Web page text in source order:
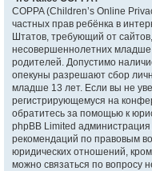
COPPA (Children’s Online
частных прав ребёнка в
Штатов, требующий от
несовершеннолетних младше
родителей. Допустимо
опекуны разрешают сбор
младше 13 лет. Если вы не
регистрирующемуся на
обратитесь за помощью к
phpBB Limited
рекомендаций по правовым
юридических отношений,
можно связаться по вопросу